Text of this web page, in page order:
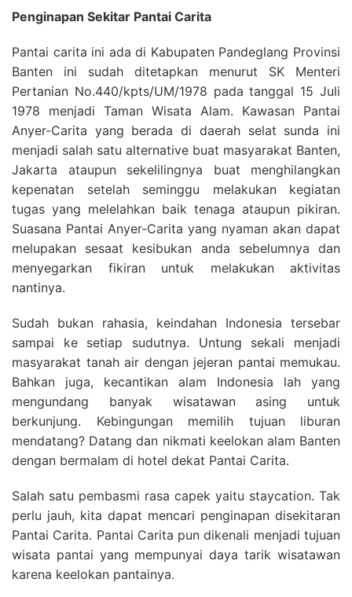
Penginapan Sekitar Pantai Carita
Pantai carita ini ada di Kabupaten Pandeglang Provinsi
Banten ini sudah ditetapkan menurut SK Menteri
Pertanian No.440/kpts/UM/1978 pada tanggal 15 Juli
1978 menjadi Taman Wisata Alam. Kawasan Pantai
Anyer-Carita yang berada di daerah selat sunda ini
menjadi salah satu alternative buat masyarakat Banten,
Jakarta ataupun sekelilingnya buat menghilangkan
kepenatan setelah seminggu melakukan kegiatan
tugas yang melelahkan baik tenaga ataupun pikiran.
Suasana Pantai Anyer-Carita yang nyaman akan dapat
melupakan sesaat kesibukan anda sebelumnya dan
menyegarkan fikiran untuk melakukan aktivitas
nantinya.
Sudah bukan rahasia, keindahan Indonesia tersebar
sampai ke setiap sudutnya. Untung sekali menjadi
masyarakat tanah air dengan jejeran pantai memukau.
Bahkan juga, kecantikan alam Indonesia lah yang
mengundang banyak wisatawan asing untuk
berkunjung. Kebingungan memilih tujuan liburan
mendatang? Datang dan nikmati keelokan alam Banten
dengan bermalam di hotel dekat Pantai Carita.
Salah satu pembasmi rasa capek yaitu staycation. Tak
perlu jauh, kita dapat mencari penginapan disekitaran
Pantai Carita. Pantai Carita pun dikenali menjadi tujuan
wisata pantai yang mempunyai daya tarik wisatawan
karena keelokan pantainya.